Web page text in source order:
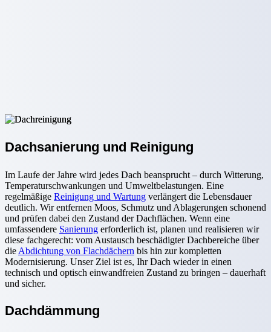
Dachsanierung und Reinigung
Im Laufe der Jahre wird jedes Dach beansprucht – durch Witterung,
Temperaturschwankungen und Umweltbelastungen. Eine
regelmäßige Reinigung und Wartung verlängert die Lebensdauer
deutlich. Wir entfernen Moos, Schmutz und Ablagerungen schonend
und prüfen dabei den Zustand der Dachflächen. Wenn eine
umfassendere Sanierung erforderlich ist, planen und realisieren wir
diese fachgerecht: vom Austausch beschädigter Dachbereiche über
die Abdichtung von Flachdächern bis hin zur kompletten
Modernisierung. Unser Ziel ist es, Ihr Dach wieder in einen
technisch und optisch einwandfreien Zustand zu bringen – dauerhaft
und sicher.
Dachdämmung